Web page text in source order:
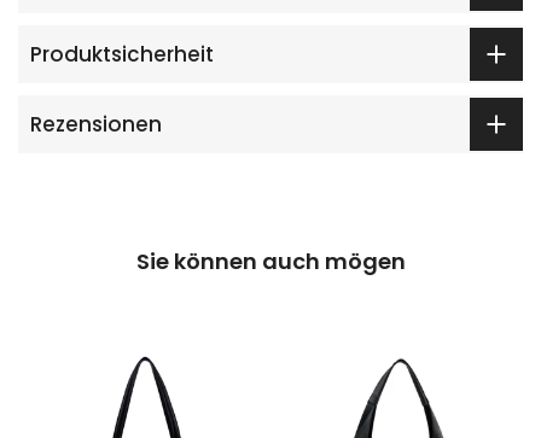
Produktsicherheit
Rezensionen
Sie können auch mögen